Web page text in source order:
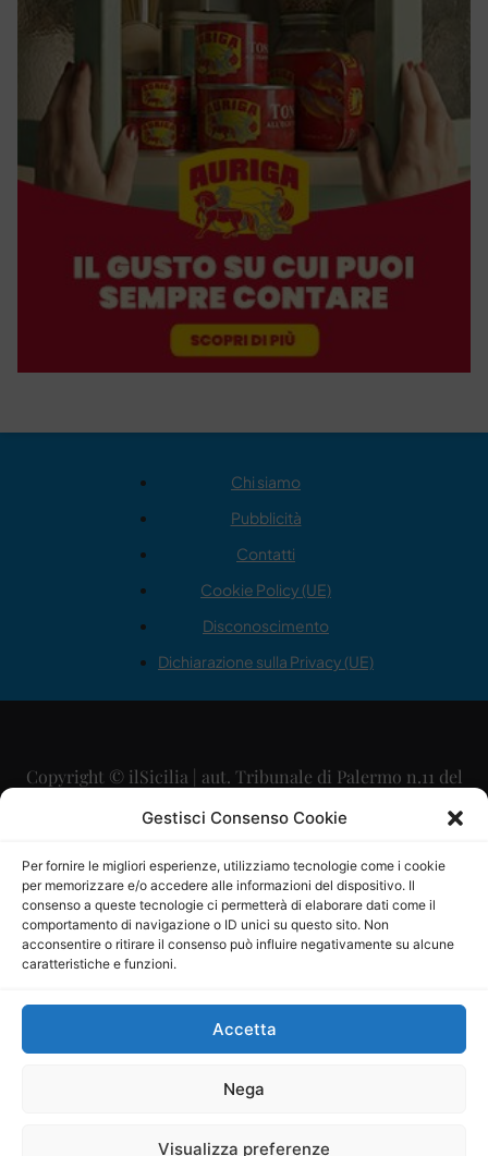
Gestisci Consenso Cookie
Per fornire le migliori esperienze, utilizziamo tecnologie come i cookie
per memorizzare e/o accedere alle informazioni del dispositivo. Il
consenso a queste tecnologie ci permetterà di elaborare dati come il
comportamento di navigazione o ID unici su questo sito. Non
acconsentire o ritirare il consenso può influire negativamente su alcune
caratteristiche e funzioni.
Accetta
Nega
Visualizza preferenze
Chi siamo
Pubblicità
Contatti
Cookie Policy (UE)
Disconoscimento
Dichiarazione sulla Privacy (UE)
Copyright © ilSicilia | aut. Tribunale di Palermo n.11 del
29/09/2015
Direttore Editoriale: Maurizio Scaglione
Direttore Responsabile: Maria Calabrese
P.IVA: 06334930820
Mercurio Comunicazione Società Cooperativa a r.l. è
iscritta al Registro degli Operatori di Comunicazione al